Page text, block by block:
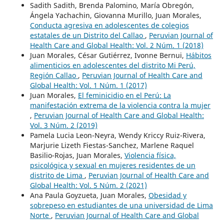
Sadith Sadith, Brenda Palomino, María Obregón,
Ángela Yachachin, Giovanna Murillo, Juan Morales,
Conducta agresiva en adolescentes de colegios
estatales de un Distrito del Callao , Peruvian Journal of
Health Care and Global Health: Vol. 2 Núm. 1 (2018)
Juan Morales, César Gutiérrez, Ivonne Bernui, Hábitos
alimenticios en adolescentes del distrito Mi Perú,
Región Callao , Peruvian Journal of Health Care and
Global Health: Vol. 1 Núm. 1 (2017)
Juan Morales, El feminicidio en el Perú: La
manifestación extrema de la violencia contra la mujer
, Peruvian Journal of Health Care and Global Health:
Vol. 3 Núm. 2 (2019)
Pamela Lucia Leon-Neyra, Wendy Kriccy Ruiz-Rivera,
Marjurie Lizeth Fiestas-Sanchez, Marlene Raquel
Basilio-Rojas, Juan Morales, Violencia física,
psicológica y sexual en mujeres residentes de un
distrito de Lima , Peruvian Journal of Health Care and
Global Health: Vol. 5 Núm. 2 (2021)
Ana Paula Goyzueta, Juan Morales, Obesidad y
sobrepeso en estudiantes de una universidad de Lima
Norte , Peruvian Journal of Health Care and Global